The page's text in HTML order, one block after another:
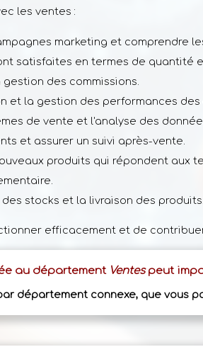
les ventes :
marketing et comprendre
satisfaites en termes de quantité
des commissions.
et la gestion des performances des
de vente et l'analyse des
et assurer un suivi après-vente.
produits qui répondent aux
stocks et la livraison des produits.
efficacement et de
au département Ventespeut
département connexe, que vous